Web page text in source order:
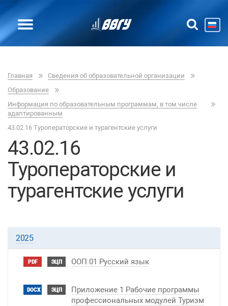
Главная
Сведения об образовательной организации
Образование
Информация по образовательным программам, в том числе
адаптированным
43.02.16 Туроператорские и турагентские услуги
43.02.16
Туроператорские и
турагентские услуги
2025
PDF ЭЦП ООП.01 Русский язык
DOCX ЭЦП
Приложение 1 Рабочие программы
профессиональных модулей Туризм